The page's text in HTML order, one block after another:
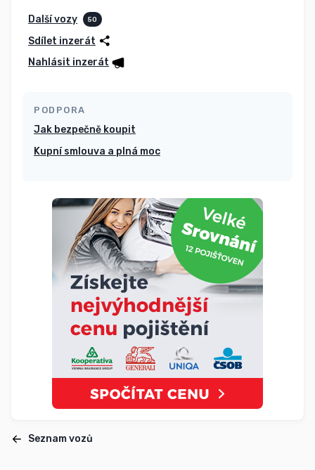
Další vozy 50
Sdílet inzerát
Nahlásit inzerát
PODPORA
Jak bezpečně koupit
Kupní smlouva a plná moc
Seznam vozů